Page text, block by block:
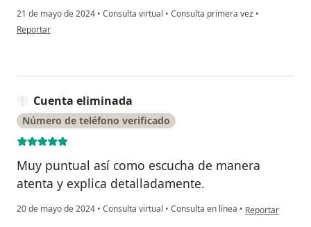
21 de mayo de 2024 • Consulta virtual • Consulta primera vez •
en opinión del usuario Darío Carvajal Jaramillo
Reportar
Cuenta eliminada
Número de teléfono verificado
Muy puntual así como escucha de manera
atenta y explica detalladamente.
20 de mayo de 2024 • Consulta virtual • Consulta en línea • en opinión del
Reportar